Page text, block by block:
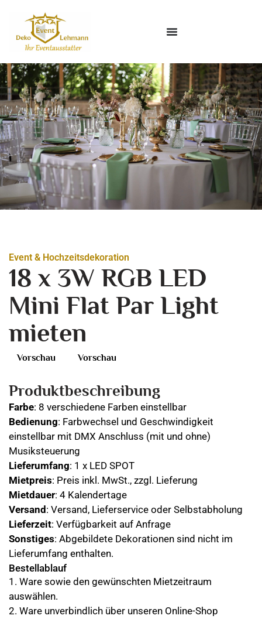
Event & Hochzeitsdekoration
18 x 3W RGB LED
Mini Flat Par Light
mieten
Produktbeschreibung
Farbe: 8 verschiedene Farben einstellbar
Bedienung: Farbwechsel und Geschwindigkeit
einstellbar mit DMX Anschluss (mit und ohne)
Musiksteuerung
Lieferumfang: 1 x LED SPOT
Mietpreis: Preis inkl. MwSt., zzgl. Lieferung
Mietdauer: 4 Kalendertage
Versand: Versand, Lieferservice oder Selbstabholung
Lieferzeit: Verfügbarkeit auf Anfrage
Sonstiges: Abgebildete Dekorationen sind nicht im
Lieferumfang enthalten.
Vorschau Vorschau
Bestellablauf
1. Ware sowie den gewünschten Mietzeitraum
auswählen.
2. Ware unverbindlich über unseren Online-Shop